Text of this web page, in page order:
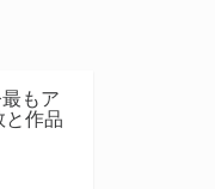
もア
と作品